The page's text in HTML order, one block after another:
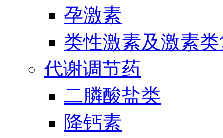
孕激素
类性激素及激素
代谢调节药
二膦酸盐类
降钙素